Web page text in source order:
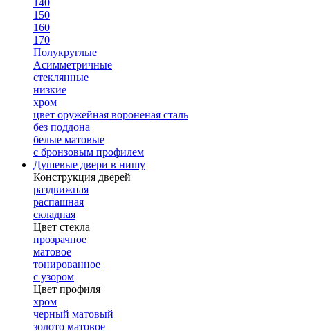
140
150
160
170
Полукруглые
Асимметричные
стеклянные
низкие
хром
цвет оружейная вороненая сталь
без поддона
белые матовые
с бронзовым профилем
Душевые двери в нишу
Конструкция дверей
раздвижная
распашная
складная
Цвет стекла
прозрачное
матовое
тонированное
с узором
Цвет профиля
хром
черный матовый
золото матовое